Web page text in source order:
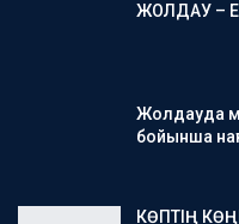
ЖОЛДАУ –
Жолдауда
бойынша
КӨПТІҢ